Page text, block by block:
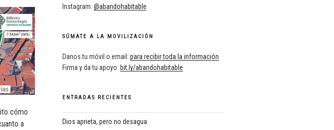
cómo
a
Instagram: @abandohabitable
SÚMATE A LA MOVILIZACIÓN
Danos tu móvil o email: para recibir toda la información
Firma y da tu apoyo: bit.ly/abandohabitable
ENTRADAS RECIENTES
Dios aprieta, pero no desagua